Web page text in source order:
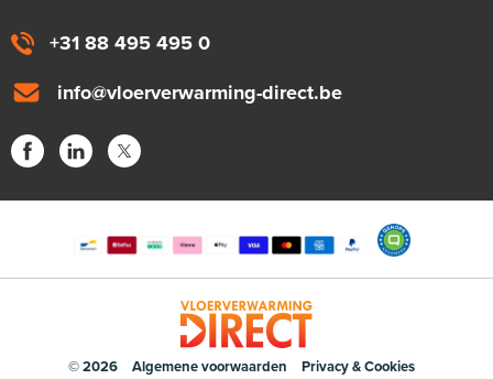
+31 88 495 495 0
info@vloerverwarming-direct.be
© 2026 Algemene voorwaarden Privacy & Cookies